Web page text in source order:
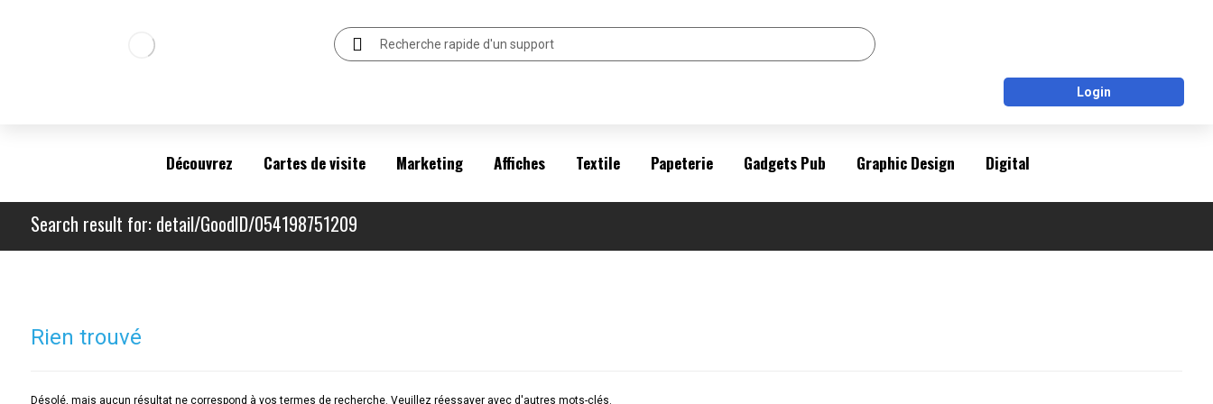
Login
Découvrez Cartes de visite Marketing Affiches Textile Papeterie Gadgets Pub Graphic Design Digital
Search result for: detail/GoodID/054198751209
Rien trouvé
Désolé, mais aucun résultat ne correspond à vos termes de recherche. Veuillez réessayer avec d'autres mots-clés.